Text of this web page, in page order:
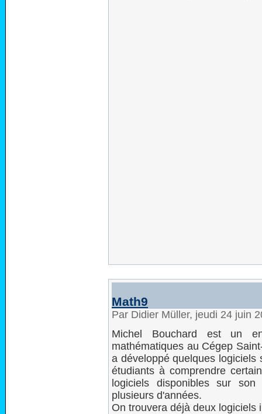
Math9
Par Didier Müller, jeudi 24 juin
Michel Bouchard est un
mathématiques au Cégep
a développé quelques
étudiants à comprendre
logiciels disponibles sur
plusieurs d'années.
On trouvera déjà deux logiciels